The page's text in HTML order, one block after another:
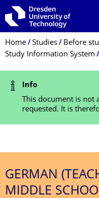
Skip to main navigation
Skip to search
Skip to content
Breadcrumb Menu
Home Studies Before
Study Information System
Status Message
Info
This document is not
requested. It is
GERMAN
MIDDLE